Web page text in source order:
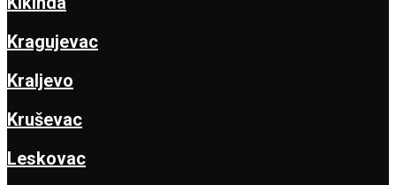
Kragujevac
Kraljevo
Kruševac
Leskovac